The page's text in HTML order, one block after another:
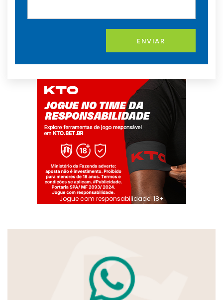
ENVIAR
Jogue com responsabilidade. 18+